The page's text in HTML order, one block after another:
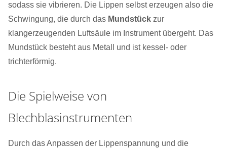
sodass sie vibrieren. Die Lippen selbst erzeugen also die
Schwingung, die durch das Mundstück zur
klangerzeugenden Luftsäule im Instrument übergeht. Das
Mundstück besteht aus Metall und ist kessel- oder
trichterförmig.
Die Spielweise von
Blechblasinstrumenten
Durch das Anpassen der Lippenspannung und die